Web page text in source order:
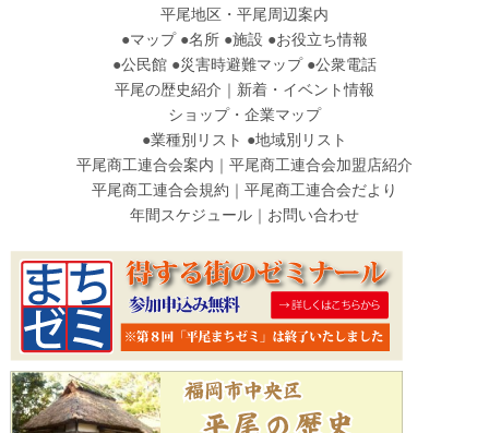
平尾地区・平尾周辺案内
●マップ●名所●施設 ●お役立ち情報
●公民館●災害時避難マップ●公衆電話
平尾の歴史紹介
新着・イベント情報
ショップ・企業マップ
●業種別リスト ●地域別リスト
平尾商工連合会案内
平尾商工連合会加盟店紹介
平尾商工連合会規約
平尾商工連合会だより
年間スケジュール｜ お問い合わせ